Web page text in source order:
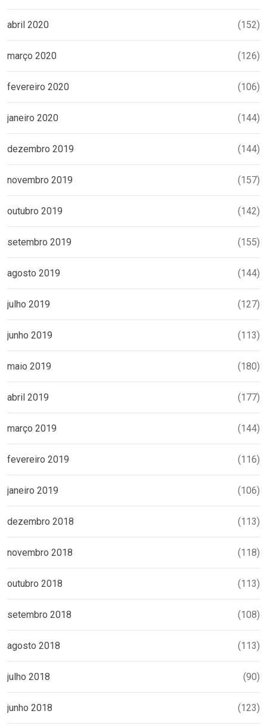
abril 2020 (152)
março 2020 (126)
fevereiro 2020 (106)
janeiro 2020 (144)
dezembro 2019 (144)
novembro 2019 (157)
outubro 2019 (142)
setembro 2019 (155)
agosto 2019 (144)
julho 2019 (127)
junho 2019 (113)
maio 2019 (180)
abril 2019 (177)
março 2019 (144)
fevereiro 2019 (116)
janeiro 2019 (106)
dezembro 2018 (113)
novembro 2018 (118)
outubro 2018 (113)
setembro 2018 (108)
agosto 2018 (113)
julho 2018 (90)
junho 2018 (123)